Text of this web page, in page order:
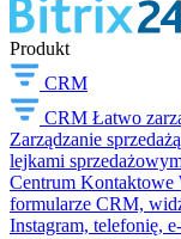
Produkt
CRM
CRM Łatwo
Zarządzanie sprzedażą
lejkami
Centrum Kontaktowe
formularze CRM,
Instagram, telefonię,